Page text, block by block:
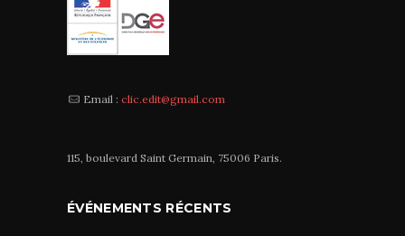
Email : clic.edit@gmail.com
115, boulevard Saint Germain, 75006 Paris.
ÉVÉNEMENTS RÉCENTS